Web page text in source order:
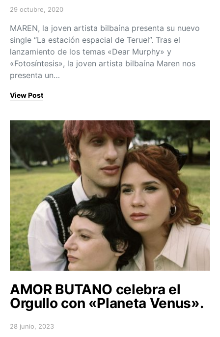
Posted on
29 octubre, 2020
MAREN, la joven artista bilbaína presenta su nuevo
single “La estación espacial de Teruel”. Tras el
lanzamiento de los temas «Dear Murphy» y
«Fotosíntesis», la joven artista bilbaína Maren nos
presenta un…
View Post
AMOR BUTANO celebra el
Orgullo con «Planeta Venus».
Posted on
28 junio, 2023